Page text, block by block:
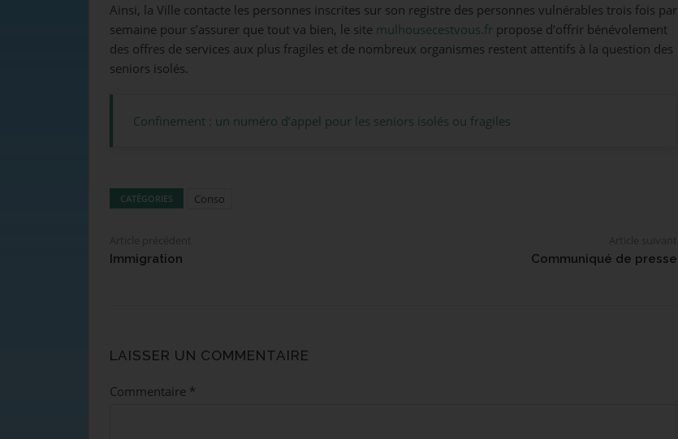
Ainsi, la Ville contacte les personnes inscrites sur son registre des personnes vulnérables trois fois par
semaine pour s’assurer que tout va bien, le site mulhousecestvous.frpropose d’offrir bénévolement
des offres de services aux plus fragiles et de nombreux organismes restent attentifs à la question des
seniors isolés.
Confinement : un numéro d’appel pour les seniors isolés ou fragiles
CATÉGORIES Conso
Immigration
Communiqué de presse
LAISSER UN COMMENTAIRE
Commentaire *